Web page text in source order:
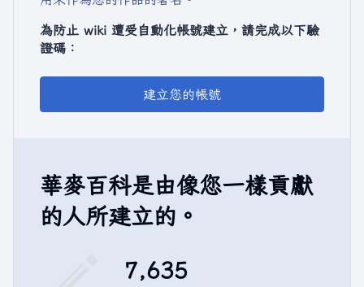
為防止 wiki 遭受自動化帳號建立，請完成以下驗
證碼：
建立您的帳號
華麥百科是由像您一樣貢獻
的人所建立的。
7,635